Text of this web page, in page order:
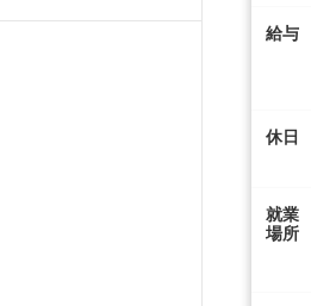
給与
休日
就業
場所